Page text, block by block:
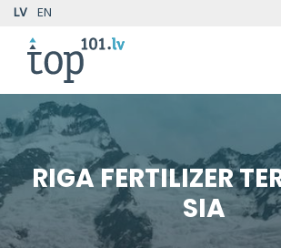
LV EN
RIGA FERTILIZER
SIA